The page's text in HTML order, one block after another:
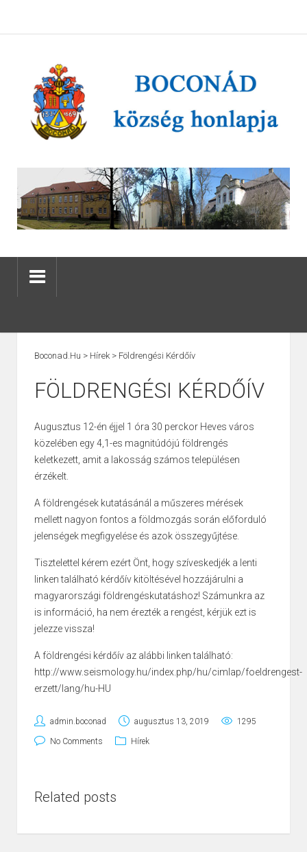
Boconad.hu > Hírek > Földrengési Kérdőív
FÖLDRENGÉSI KÉRDŐÍV
Augusztus 12-én éjjel 1 óra 30 perckor Heves város
közelében egy 4,1-es magnitúdójú földrengés
keletkezett, amit a lakosság számos településen
érzékelt.
A földrengések kutatásánál a műszeres mérések
mellett nagyon fontos a földmozgás során előforduló
jelenségek megfigyelése és azok összegyűjtése.
Tisztelettel kérem ezért Önt, hogy szíveskedjék a lenti
linken található kérdőív kitöltésével hozzájárulni a
magyarországi földrengéskutatáshoz! Számunkra az
is információ, ha nem érezték a rengést, kérjük ezt is
jelezze vissza!
A földrengési kérdőív az alábbi linken található:
http://www.seismology.hu/index.php/hu/cimlap/foeldrengest-
erzett/lang/hu-HU
admin.boconad augusztus 13, 2019 1295
No Comments Hírek
Related posts